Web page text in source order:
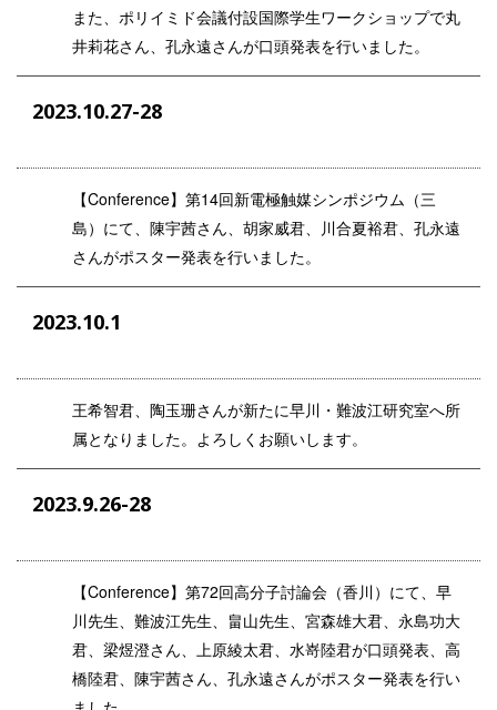
また、ポリイミド会議付設国際学生ワークショップで丸
井莉花さん、孔永遠さんが口頭発表を行いました。
2023.10.27-28
【Conference】 第14回新電極触媒シンポジウム（三
島）にて、陳宇茜さん、胡家威君、川合夏裕君、孔永遠
さんがポスター発表を行いました。
2023.10.1
王希智君、陶玉珊さんが新たに早川・難波江研究室へ所
属となりました。よろしくお願いします。
2023.9.26-28
【Conference】​第72回高分子討論会（香川）にて、早
川先生、難波江先生、畠山先生、宮森雄大君、永島功大
君、梁煜澄さん、上原綾太君、水嵜陸君が口頭発表、高
橋陸君、陳宇茜さん、孔永遠さんがポスター発表を行い